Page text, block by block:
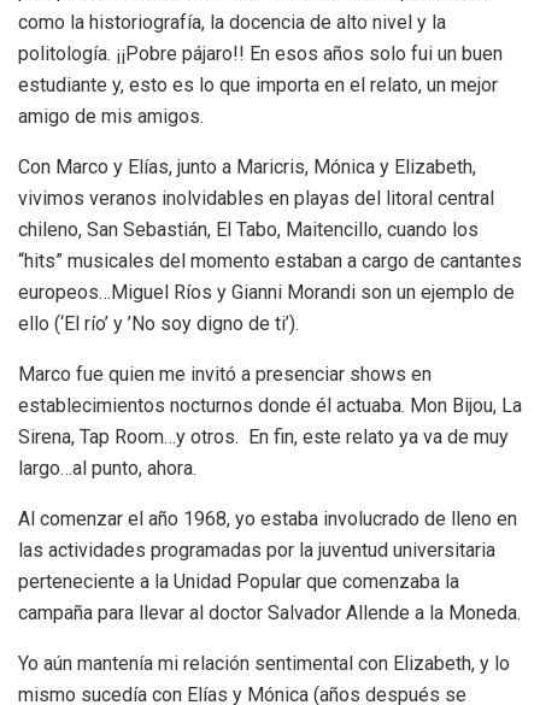
como la historiografía, la docencia de alto nivel y la
politología. ¡¡Pobre pájaro!! En esos años solo fui un buen
estudiante y, esto es lo que importa en el relato, un mejor
amigo de mis amigos.
Con Marco y Elías, junto a Maricris, Mónica y Elizabeth,
vivimos veranos inolvidables en playas del litoral central
chileno, San Sebastián, El Tabo, Maitencillo, cuando los
“hits” musicales del momento estaban a cargo de cantantes
europeos…Miguel Ríos y Gianni Morandi son un ejemplo de
ello (‘El río’ y ’No soy digno de ti’).
Marco fue quien me invitó a presenciar shows en
establecimientos nocturnos donde él actuaba. Mon Bijou, La
Sirena, Tap Room…y otros. En fin, este relato ya va de muy
largo…al punto, ahora.
Al comenzar el año 1968, yo estaba involucrado de lleno en
las actividades programadas por la juventud universitaria
perteneciente a la Unidad Popular que comenzaba la
campaña para llevar al doctor Salvador Allende a la Moneda.
Yo aún mantenía mi relación sentimental con Elizabeth, y lo
mismo sucedía con Elías y Mónica (años después se